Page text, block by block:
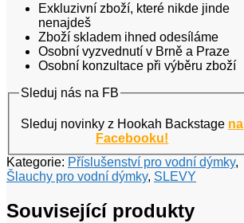
Exkluzivní zboží, které nikde jinde
nenajdeš
Zboží skladem ihned odesíláme
Osobní vyzvednutí v Brně a Praze
Osobní konzultace při výběru zboží
Sleduj nás na FB
Sleduj novinky z Hookah Backstage na
Facebooku!
Kategorie: Příslušenství pro vodní dýmky,
Šlauchy pro vodní dýmky, SLEVY
Související produkty